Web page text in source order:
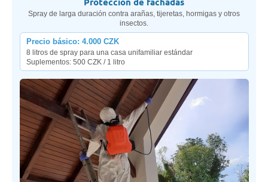
Spray de larga duración contra arañas, tijeretas, hormigas y otros
insectos.
Precio básico: 4.000 CZK
8 litros de spray para una casa unifamiliar estándar
Suplementos: 500 CZK / 1 litro